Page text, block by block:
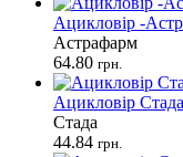
Ацикловір -
Астрафарм
64.80 грн.
Ацикловір
Стада
44.84 грн.